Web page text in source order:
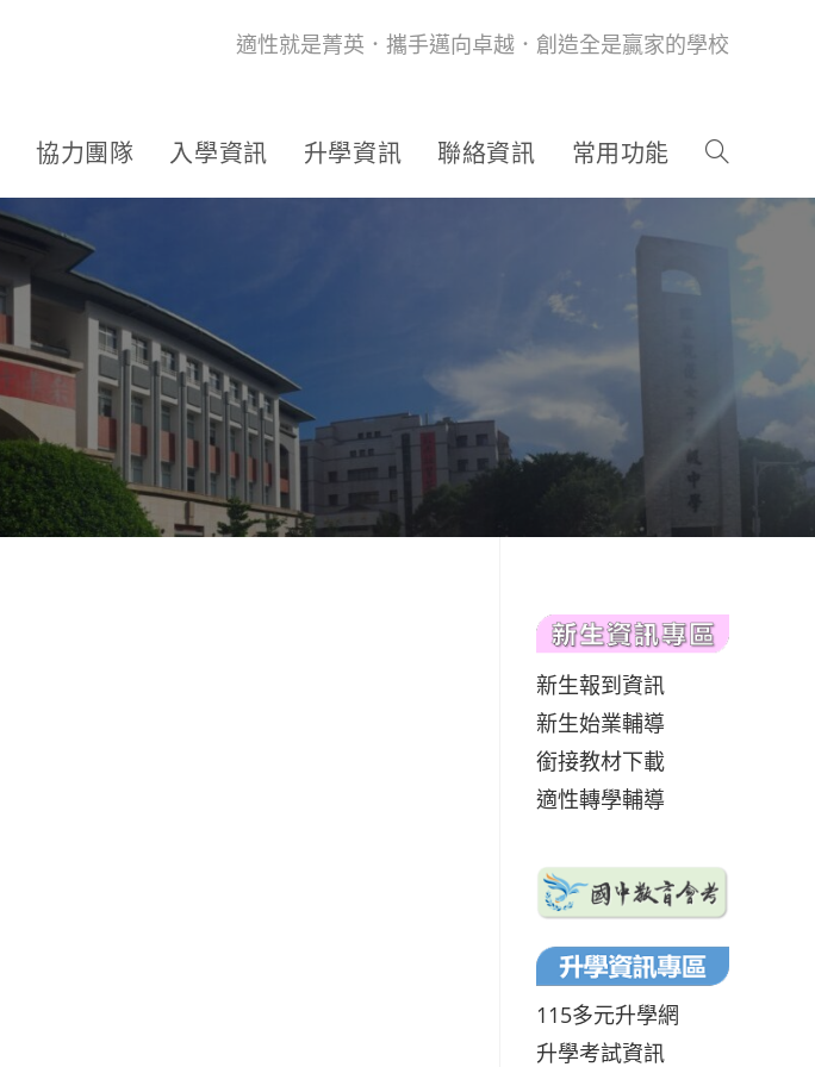
適性就是菁英．攜手邁向卓越．創造全是贏家的學校
協力團隊 入學資訊 升學資訊 聯絡資訊 常用功能
新生報到資訊
新生始業輔導
銜接教材下載
適性轉學輔導
115多元升學網
升學考試資訊